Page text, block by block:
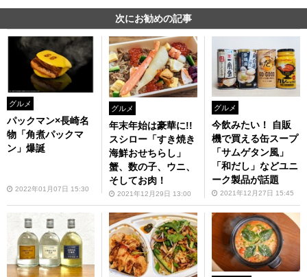
次にお勧めの記事
グルメ
パックマン×長崎名
物「角煮パックマ
ン」爆誕
2022年01月07日 15:30
グルメ
年末年始は豪華に!!
スシロー「すき焼き
海鮮おせちらし」
蟹、数の子、ウニ、
そしてお肉！
2021年12月29日 13:00
グルメ
今飲みたい！ 自販
機で買える缶スープ
「サムゲタン風」
「和だし」などユニ
ーク製品が話題
2021年12月27日 15:45